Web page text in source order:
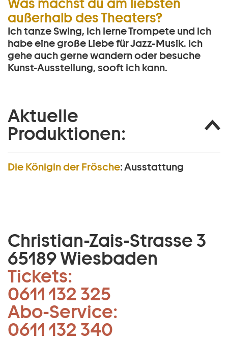
Was machst du am liebsten
außerhalb des Theaters?
Ich tanze Swing, ich lerne Trompete und ich
habe eine große Liebe für Jazz-Musik. Ich
gehe auch gerne wandern oder besuche
Kunst-Ausstellung, sooft ich kann.
Aktuelle
Produktionen:
Die Königin der Frösche:Ausstattung
Christian-Zais-Strasse 3
65189 Wiesbaden
Tickets:
0611 132 325
Abo-Service:
0611 132 340